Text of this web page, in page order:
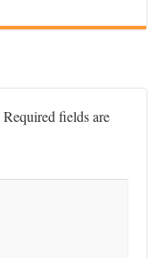
Required fields are